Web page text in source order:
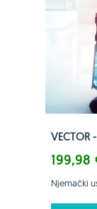
VECTOR
199,98
Njemački